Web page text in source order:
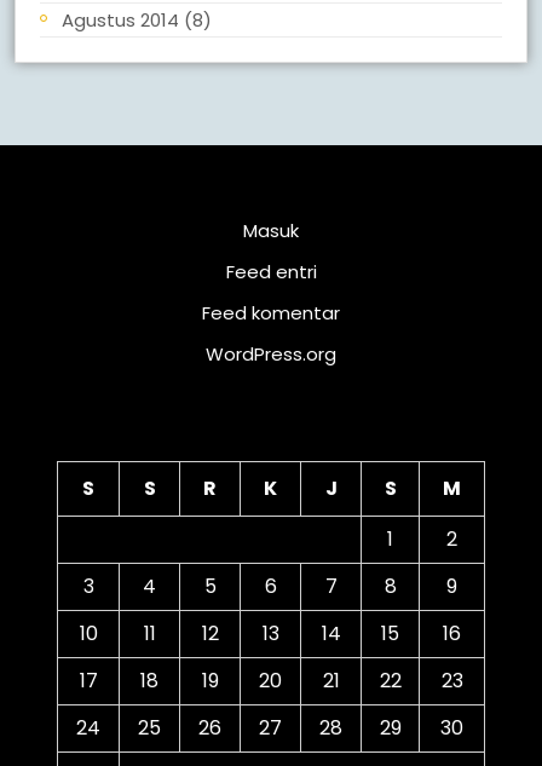
Agustus 2014 (8)
Masuk
Feed entri
Feed komentar
WordPress.org
S S R K J S
M
1
2
3
4 5 6 7 8
9
10
11 12 13 14 15
16
17
18 19 20 21 22
23
24
25 26 27 28 29
30